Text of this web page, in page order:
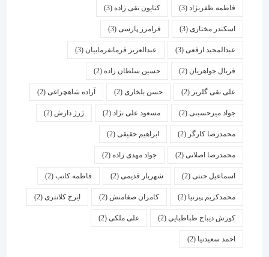
فاطمه ظفرنژاد(3) کتایون تقی زاده(3)
اسكندر مختاری (3) فرامرز پارسی(3)
عبدالمجید ارفعی(3) عبدالعزیز فرمانفرماییان(3)
فریال جواهریان(2) حسین سلطان زاده(2)
علی نقی گلریز(2) حسن بلخاری(2) آزاده شاهچراغی(2)
جواد میرحسینی(2) مسعود علی نژاد(2) ژرژ دارش (2)
محمدرضا کارگر(2) ابراهیم حقیقی(2)
محمدرضا اصلانی(2) جواد مهدی زاده(2)
اسماعیل جنتی(2) شهریار قدیمی(2) فاطمه کاتب(2)
محمدکریم پیرنیا (2) کامران صفامنش(2) ایرج کلانتری (2)
کورش دیباج طباطبایی(2) علی ملکی(2)
احمد سعیدنیا (2)